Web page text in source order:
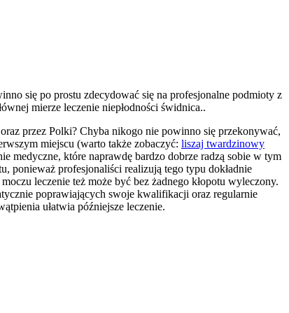
się po prostu zdecydować się na profesjonalne podmioty z
mierze leczenie niepłodności świdnica..
przez Polki? Chyba nikogo nie powinno się przekonywać,
miejscu (warto także zobaczyć: liszaj twardzinowy
medyczne, które naprawdę bardzo dobrze radzą sobie w tym
ponieważ profesjonaliści realizują tego typu dokładnie
leczenie też może być bez żadnego kłopotu wyleczony.
poprawiających swoje kwalifikacji oraz regularnie
ułatwia późniejsze leczenie.